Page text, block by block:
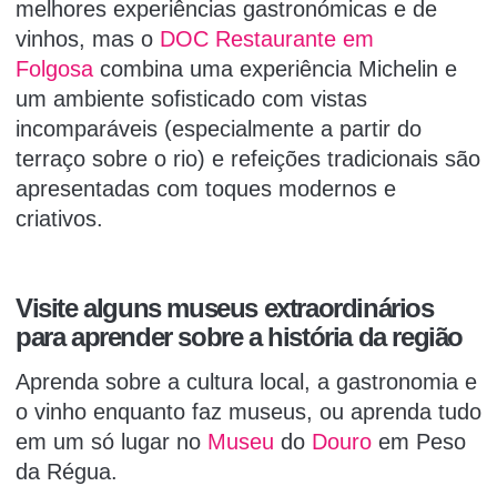
melhores experiências gastronómicas e de
vinhos, mas o DOC Restaurante em
Folgosa combina uma experiência Michelin e
um ambiente sofisticado com vistas
incomparáveis (especialmente a partir do
terraço sobre o rio) e refeições tradicionais são
apresentadas com toques modernos e
criativos.
Visite alguns museus extraordinários
para aprender sobre a história da região
Aprenda sobre a cultura local, a gastronomia e
o vinho enquanto faz museus, ou aprenda tudo
em um só lugar no Museu do Douro em Peso
da Régua.